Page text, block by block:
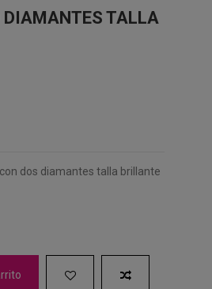
DIAMANTES TALLA
dos diamantes talla brillante